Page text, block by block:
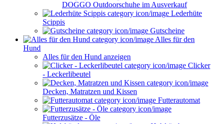
DOGGO Outdoorschuhe im Ausverkauf
Lederhüte
Scippis
Gutscheine
Alles für den
Hund
Alles für den Hund anzeigen
Clicker
- Leckerlibeutel
Decken, Matratzen und Kissen
Futterautomat
Futterzusätze - Öle